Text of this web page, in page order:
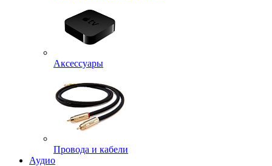
Аксессуары
Провода и кабели
Аудио